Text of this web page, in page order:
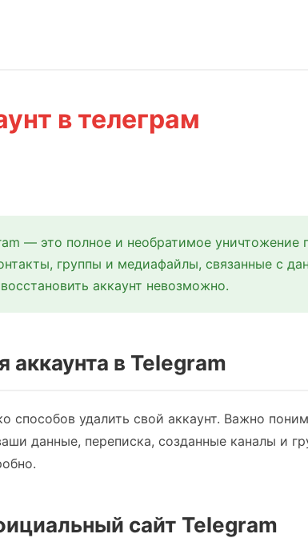
в телеграм
— это полное и необратимое уничтожение
группы и медиафайлы, связанные с
аккаунт невозможно.
аккаунта в Telegram
способов удалить свой аккаунт. Важно
данные, переписка, созданные каналы и
сайт Telegram